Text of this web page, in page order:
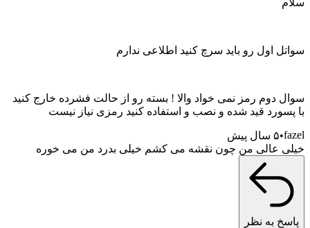
اول رو باید سرچ کنید اطلاعی ندارم
دوم رمز نمی خواد والا ! بسته رو از حالت فشرده خارج کنید
قید شده و نصب و استفاده کنید رمزی نیاز نیست
۵ سال پیش
عالی من چون نقشه می کشم خیلی بدرد من می خوره
به نظر